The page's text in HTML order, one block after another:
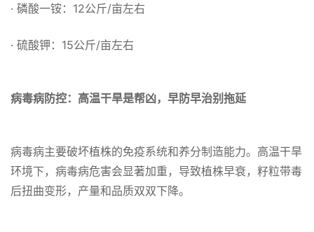
· 磷酸一铵：12公斤/亩左右
· 硫酸钾：15公斤/亩左右
病毒病防控：高温干旱是帮凶，早防早治别拖延
病毒病主要破坏植株的免疫系统和养分制造能力。高温干旱
环境下，病毒病危害会显著加重，导致植株早衰，籽粒带毒
后扭曲变形，产量和品质双双下降。